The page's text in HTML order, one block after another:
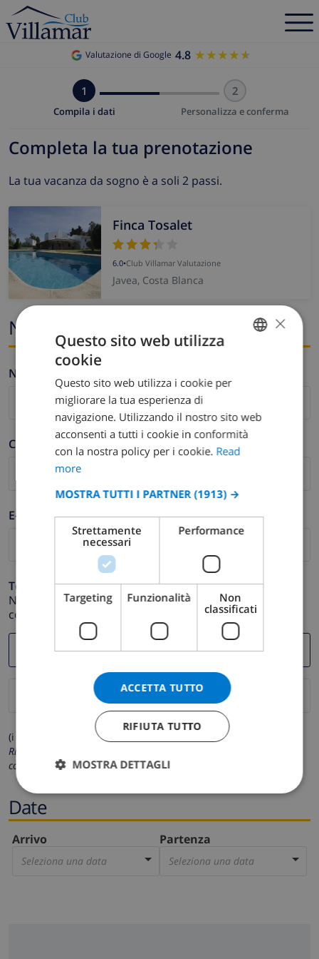
Valutazione di Google 4.8 ★★★★★
★★★★★
1
Compila i dati
2
Personalizza e conferma
Completa la tua prenotazione
La tua vacanza da sogno è a soli 2 passi.
Finca Tosalet
6.0•Club Villamar Valutazione
Javea, Costa Blanca
Nome ed e-mail
Nome *
Cognome *
E-mail *
Telefono *
Nel caso in cui il tuo indirizzo email non funzioni
correttamente.
(i campi contrassegnati con * sono obbligatori)
Rispettiamo la tua privacy. I tuoi dati personali non saranno mai
condivisi con gli altri.
Date
Arrivo
Seleziona una data
Partenza
Seleziona una data
DUTCH
SPANISH
GERMAN
DANISH
NORWEGIAN
×
Questo sito web utilizza
cookie
Questo sito web utilizza i cookie per
migliorare la tua esperienza di
navigazione. Utilizzando il nostro sito web
acconsenti a tutti i cookie in conformità
con la nostra policy per i cookie. Read
more
MOSTRA TUTTI I PARTNER (1913) →
Strettamente
necessari
Performance
Targeting Funzionalità
Non
classificati
ACCETTA TUTTO
RIFIUTA TUTTO
MOSTRA DETTAGLI